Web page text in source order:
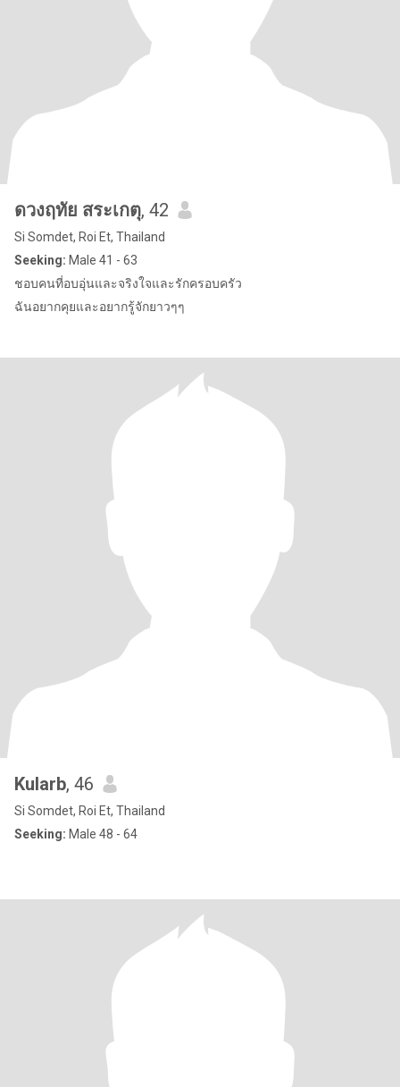
ดวงฤทัย สระเกตุ, 42
Si Somdet, Roi Et, Thailand
Seeking: Male 41 - 63
ชอบคนที่อบอุ่นและจริงใจและรักครอบครัว
ฉันอยากคุยและอยากรู้จักยาวๆๆ
Kularb, 46
Si Somdet, Roi Et, Thailand
Seeking: Male 48 - 64